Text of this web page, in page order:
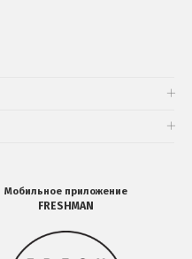
Мобильное приложение
FRESHMAN
Мобильное
приложение